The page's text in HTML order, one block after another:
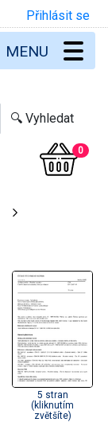
Přihlásit se
0
MENU
5 stran
(kliknutím
zvětšíte)